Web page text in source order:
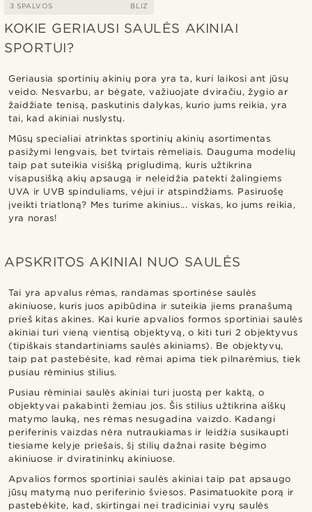
3 SPALVOS BLIZ
KOKIE GERIAUSI SAULĖS AKINIAI
SPORTUI?
Geriausia sportinių akinių pora yra ta, kuri laikosi ant jūsų
veido. Nesvarbu, ar bėgate, važiuojate dviračiu, žygio ar
žaidžiate tenisą, paskutinis dalykas, kurio jums reikia, yra
tai, kad akiniai nuslystų.
Mūsų specialiai atrinktas sportinių akinių asortimentas
pasižymi lengvais, bet tvirtais rėmeliais. Dauguma modelių
taip pat suteikia visišką prigludimą, kuris užtikrina
visapusišką akių apsaugą ir neleidžia patekti žalingiems
UVA ir UVB spinduliams, vėjui ir atspindžiams. Pasiruošę
įveikti triatloną? Mes turime akinius... viskas, ko jums reikia,
yra noras!
APSKRITOS AKINIAI NUO SAULĖS
Tai yra apvalus rėmas, randamas sportinėse saulės
akiniuose, kuris juos apibūdina ir suteikia jiems pranašumą
prieš kitas akines. Kai kurie apvalios formos sportiniai saulės
akiniai turi vieną vientisą objektyvą, o kiti turi 2 objektyvus
(tipiškais standartiniams saulės akiniams). Be objektyvų,
taip pat pastebėsite, kad rėmai apima tiek pilnarėmius, tiek
pusiau rėminius stilius.
Pusiau rėminiai saulės akiniai turi juostą per kaktą, o
objektyvai pakabinti žemiau jos. Šis stilius užtikrina aiškų
matymo lauką, nes rėmas nesugadina vaizdo. Kadangi
periferinis vaizdas nėra nutraukiamas ir leidžia susikaupti
tiesiame kelyje priešais, šį stilių dažnai rasite bėgimo
akiniuose ir dviratininkų akiniuose.
Apvalios formos sportiniai saulės akiniai taip pat apsaugo
jūsų matymą nuo periferinio šviesos. Pasimatuokite porą ir
pastebėkite, kad, skirtingai nei tradiciniai vyrų saulės